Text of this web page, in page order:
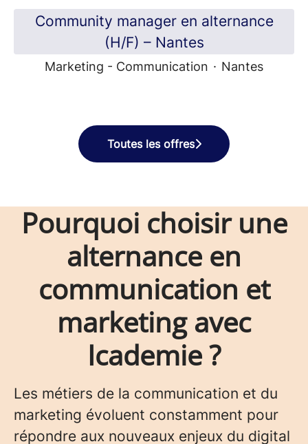
Community manager en alternance
(H/F) – Nantes
Marketing - Communication · Nantes
Toutes les offres
Pourquoi choisir une
alternance en
communication et
marketing avec
Icademie ?
Les métiers de la communication et du
marketing évoluent constamment pour
répondre aux nouveaux enjeux du digital